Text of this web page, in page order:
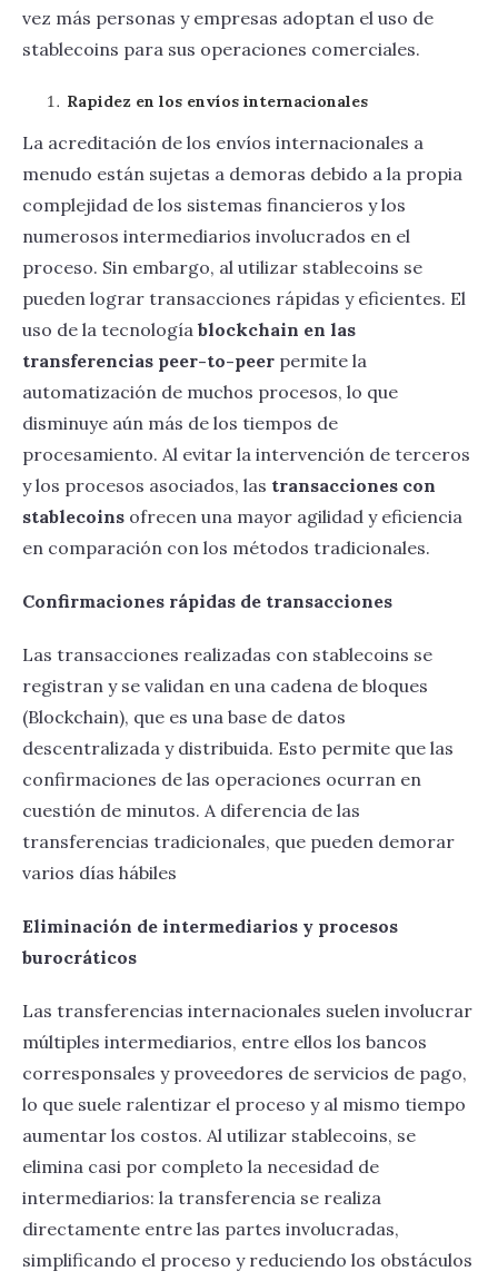
vez más personas y empresas adoptan el uso de
stablecoins para sus operaciones comerciales.
Rapidez en los envíos internacionales
La acreditación de los envíos internacionales a
menudo están sujetas a demoras debido a la propia
complejidad de los sistemas financieros y los
numerosos intermediarios involucrados en el
proceso. Sin embargo, al utilizar stablecoins se
pueden lograr transacciones rápidas y eficientes. El
uso de la tecnología blockchain en las
transferencias peer-to-peer permite la
automatización de muchos procesos, lo que
disminuye aún más de los tiempos de
procesamiento. Al evitar la intervención de terceros
y los procesos asociados, las transacciones con
stablecoins ofrecen una mayor agilidad y eficiencia
en comparación con los métodos tradicionales.
Confirmaciones rápidas de transacciones
Las transacciones realizadas con stablecoins se
registran y se validan en una cadena de bloques
(Blockchain), que es una base de datos
descentralizada y distribuida. Esto permite que las
confirmaciones de las operaciones ocurran en
cuestión de minutos. A diferencia de las
transferencias tradicionales, que pueden demorar
varios días hábiles
Eliminación de intermediarios y procesos
burocráticos
Las transferencias internacionales suelen involucrar
múltiples intermediarios, entre ellos los bancos
corresponsales y proveedores de servicios de pago,
lo que suele ralentizar el proceso y al mismo tiempo
aumentar los costos. Al utilizar stablecoins, se
elimina casi por completo la necesidad de
intermediarios: la transferencia se realiza
directamente entre las partes involucradas,
simplificando el proceso y reduciendo los obstáculos